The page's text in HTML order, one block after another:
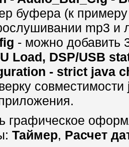
буфера (к
mp3 и
- можно добавить
Load, DSP/USB
- strict java
графическое
Таймер, Расчет